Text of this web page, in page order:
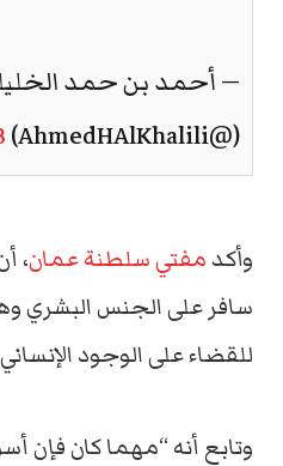
— أحمد بن حمد
(@AhmedHAlKhalili)
وأكدمفتي سلطنة عمان،
سافر على الجنس البشري
للقضاء على الوجود
وتابع أنه “مهما كان فإن